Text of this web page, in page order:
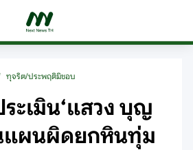
ทุจริต/ประพฤติมิชอบ
ะเมิน‘แสวง บุญ
แผนผิดยกหินทุ่ม